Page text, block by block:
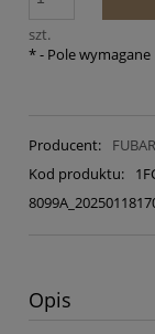
szt.
*- Pole wymagane
Producent:
FUBAR
Kod produktu:
Opis